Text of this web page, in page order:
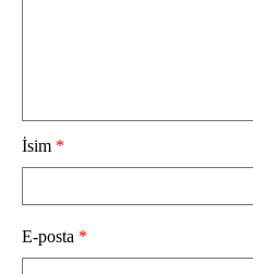
İsim *
E-posta *